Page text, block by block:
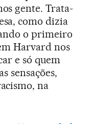
gente. Trata-
como dizia
o primeiro
Harvard nos
e só quem
sensações,
na